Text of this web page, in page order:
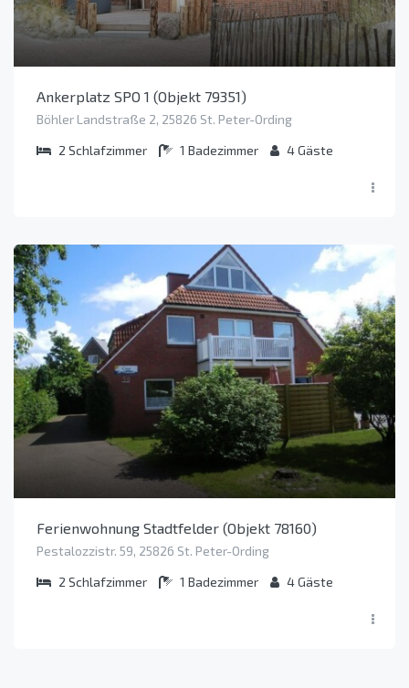
Ankerplatz SPO 1 (Objekt 79351)
Böhler Landstraße 2, 25826 St. Peter-Ording
2 Schlafzimmer 1 Badezimmer 4Gäste
Ferienwohnung Stadtfelder (Objekt 78160)
Pestalozzistr. 59, 25826 St. Peter-Ording
2 Schlafzimmer 1 Badezimmer 4Gäste